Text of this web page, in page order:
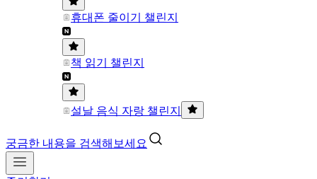
휴대폰 줄이기 챌린지
책 읽기 챌린지
설날 음식 자랑 챌린지
궁금한 내용을 검색해보세요